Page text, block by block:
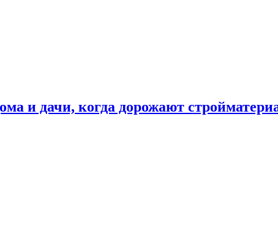
и дачи, когда дорожают